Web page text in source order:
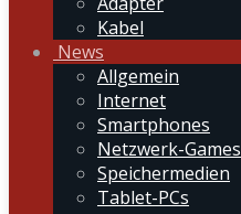
Kabel
News
Allgemein
Internet
Smartphones
Netzwerk-Games
Speichermedien
Tablet-PCs